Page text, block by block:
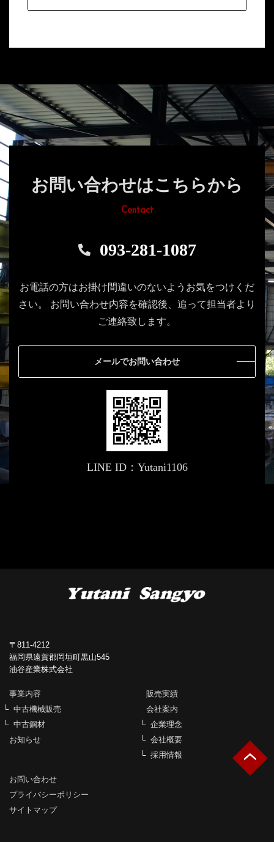
お問い合わせはこちらから
Contact
093-281-1087
お電話の方はお掛け間違いのないようお気をつけくだ
さい。
お問い合わせ内容を確認後、追って担当者より
ご連絡致します。
メールでお問い合わせ
LINE ID：Yutani1106
〒811-4212
福岡県遠賀郡岡垣町黒山545
油谷産業株式会社
事業内容
中古機械販売
中古鋼材
お知らせ
販売実績
会社案内
企業理念
会社概要
採用情報
お問い合わせ
プライバシーポリシー
サイトマップ